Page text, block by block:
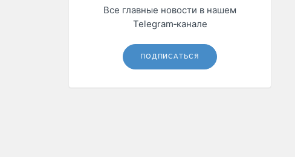
Все главные новости в нашем
Telegram‑канале
ПОДПИСАТЬСЯ